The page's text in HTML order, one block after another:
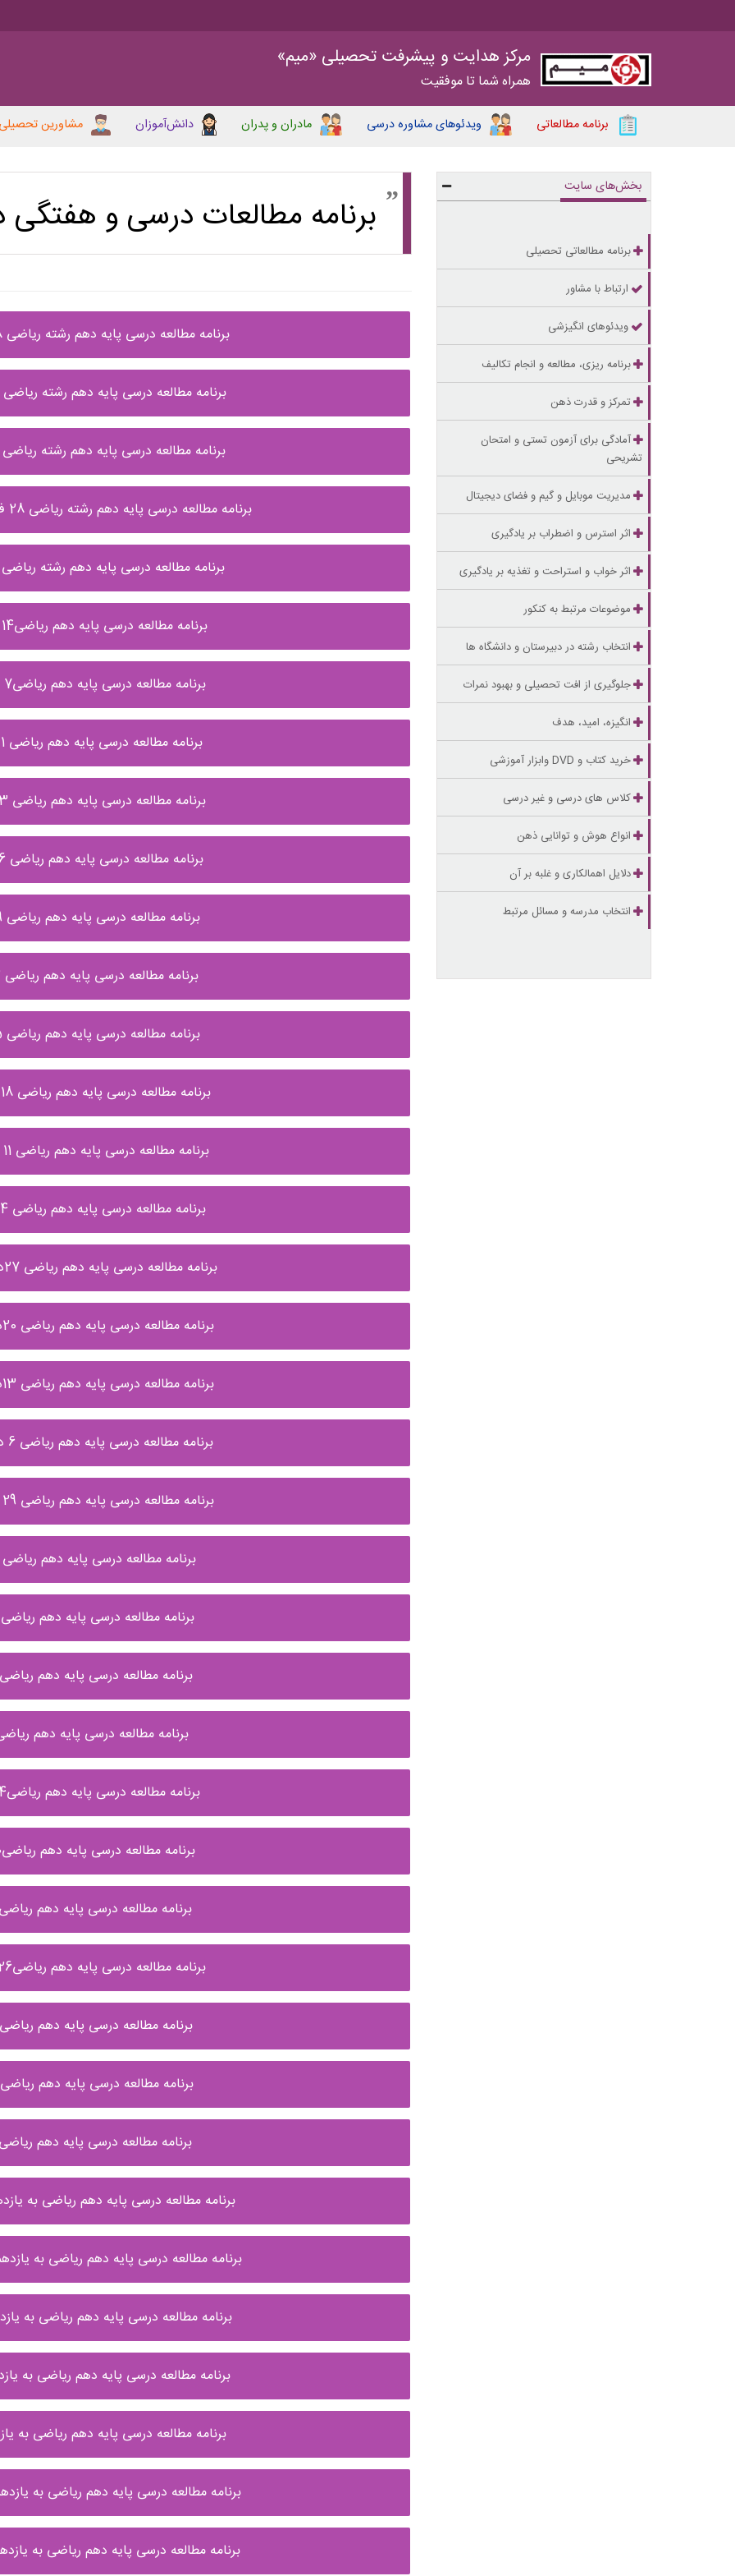
مرکز هدایت و پیشرفت تحصیلی «میم»
همراه شما تا موفقیت
برنامه مطالعاتی ویدئوهای مشاوره درسی مادران و پدران دانش‌آموزان مشاورین
برنامه مطالعات درسی و
برنامه مطالعه درسی پایه دهم رشته ریاضی 18 الی 24 اردیبهشت
برنامه مطالعه درسی پایه دهم رشته ریاضی 11 الی 17
برنامه مطالعه درسی پایه دهم رشته ریاضی 4 الی 10
برنامه مطالعه درسی پایه دهم رشته ریاضی 28 فروردین الی 3 اردیبهشت
برنامه مطالعه درسی پایه دهم رشته ریاضی 21 الی 27
برنامه مطالعه درسی پایه دهم ریاضی14 الی 20 فروردین
برنامه مطالعه درسی پایه دهم ریاضی7 الی 13 فروردین
برنامه مطالعه درسی پایه دهم ریاضی 1 الی 7 فروردین
برنامه مطالعه درسی پایه دهم ریاضی 23 الی 29 اسفند
برنامه مطالعه درسی پایه دهم ریاضی 16 الی 22 اسفند
برنامه مطالعه درسی پایه دهم ریاضی 9 الی 15 اسفند
برنامه مطالعه درسی پایه دهم ریاضی 2 الی 8 اسفند
برنامه مطالعه درسی پایه دهم ریاضی 25 الی 1 اسفند
برنامه مطالعه درسی پایه دهم ریاضی 18 الی 24بهمن ماه
برنامه مطالعه درسی پایه دهم ریاضی 11 الی 17 بهمن ماه
برنامه مطالعه درسی پایه دهم ریاضی 4الی 10 بهمن ماه
برنامه مطالعه درسی پایه دهم ریاضی 27دی الی3 بهمن ماه
برنامه مطالعه درسی پایه دهم ریاضی 20دی الی26 دی ماه
برنامه مطالعه درسی پایه دهم ریاضی 13دی الی 19 دی ماه
برنامه مطالعه درسی پایه دهم ریاضی 6 دی الی 12 دی ماه
برنامه مطالعه درسی پایه دهم ریاضی 29 آذر الی 5 دی ماه
برنامه مطالعه درسی پایه دهم ریاضی 21 الی 28
برنامه مطالعه درسی پایه دهم ریاضی 15 الی 21
برنامه مطالعه درسی پایه دهم ریاضی 8 الی 14
برنامه مطالعه درسی پایه دهم ریاضی 1 الی 7
برنامه مطالعه درسی پایه دهم ریاضی24 الی 30 آبان
برنامه مطالعه درسی پایه دهم ریاضی10 الی 16 آبان
برنامه مطالعه درسی پایه دهم ریاضی3 الی 9
برنامه مطالعه درسی پایه دهم ریاضی26 مهر الی 2 آبان
برنامه مطالعه درسی پایه دهم ریاضی19 الی 25مهر
برنامه مطالعه درسی پایه دهم ریاضی 12 الی
برنامه مطالعه درسی پایه دهم ریاضی 5 الی 11
برنامه مطالعه درسی پایه دهم ریاضی به یازدهم 22 الی 28
برنامه مطالعه درسی پایه دهم ریاضی به یازدهم 29 شهریور الی 4
برنامه مطالعه درسی پایه دهم ریاضی به یازدهم 15 الی 21
برنامه مطالعه درسی پایه دهم ریاضی به یازدهم 8 الی 14
برنامه مطالعه درسی پایه دهم ریاضی به یازدهم 1 الی 7
برنامه مطالعه درسی پایه دهم ریاضی به یازدهم 25 الی 31 مرداد
برنامه مطالعه درسی پایه دهم ریاضی به یازدهم 18 الی 24 مرداد
بخش‌های سایت
برنامه مطالعاتی تحصیلی
ارتباط با مشاور
ویدئوهای انگیزشی
برنامه ریزی، مطالعه و انجام تکالیف
تمرکز و قدرت ذهن
آمادگی برای آزمون تستی و امتحان
تشریحی
مدیریت موبایل و گیم و فضای دیجیتال
اثر استرس و اضطراب بر یادگیری
اثر خواب و استراحت و تغذیه بر یادگیری
موضوعات مرتبط به کنکور
انتخاب رشته در دبیرستان و دانشگاه ها
جلوگیری از افت تحصیلی و بهبود نمرات
انگیزه، امید، هدف
خرید کتاب و DVD وابزار آموزشی
کلاس های درسی و غیر درسی
انواع هوش و توانایی ذهن
دلایل اهمالکاری و غلبه بر آن
انتخاب مدرسه و مسائل مرتبط